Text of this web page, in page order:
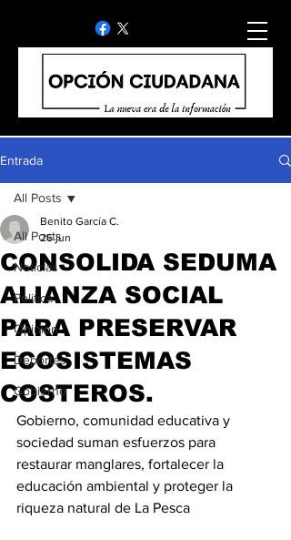
Entrada
All Posts
Noticias
Politica
Opinion
Deportes
Gobierno
All Posts
CONSOLIDA SEDUMA
ALIANZA SOCIAL
PARA PRESERVAR
ECOSISTEMAS
COSTEROS.
Benito García C.
26 jun
​Gobierno, comunidad educativa y
sociedad suman esfuerzos para
restaurar manglares, fortalecer la
educación ambiental y proteger la
riqueza natural de La Pesca